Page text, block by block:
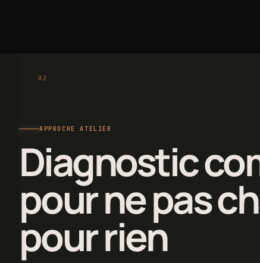
APPROCHE ATELIER
Diagnostic
pour ne pas
pour rien